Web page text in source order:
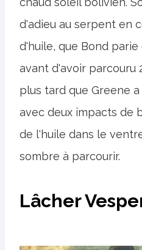
d'adieu au serpent en
d'huile, que Bond
avant d'avoir parcouru
plus tard que Greene
avec deux impacts de
de l'huile dans le
sombre à parcourir.
Lâcher